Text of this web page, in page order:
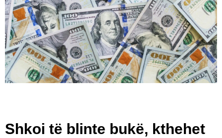
Shkoi të blinte bukë, kthehet